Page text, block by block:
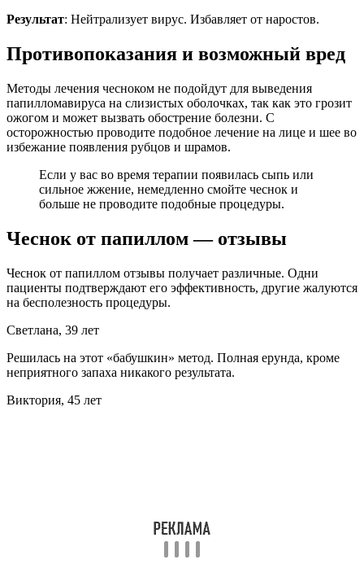
Результат: Нейтрализует вирус. Избавляет от наростов.
Противопоказания и возможный вред
Методы лечения чесноком не подойдут для выведения
папилломавируса на слизистых оболочках, так как это грозит
ожогом и может вызвать обострение болезни. С
осторожностью проводите подобное лечение на лице и шее во
избежание появления рубцов и шрамов.
Если у вас во время терапии появилась сыпь или
сильное жжение, немедленно смойте чеснок и
больше не проводите подобные процедуры.
Чеснок от папиллом — отзывы
Чеснок от папиллом отзывы получает различные. Одни
пациенты подтверждают его эффективность, другие жалуются
на бесполезность процедуры.
Светлана, 39 лет
Решилась на этот «бабушкин» метод. Полная ерунда, кроме
неприятного запаха никакого результата.
Виктория, 45 лет